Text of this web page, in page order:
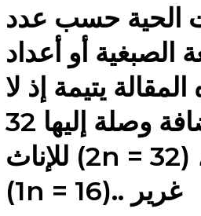
الحية حسب عدد
الصبغية أو أعداد
يتيمة إذ لا
تصل إليها مقالة أخرى. ساعد بإضافة وصلة إليها 32
للإناث (2n = 32) ، الذكور فردانية وبالتالي لديها 16
(1n = 16).. غرير